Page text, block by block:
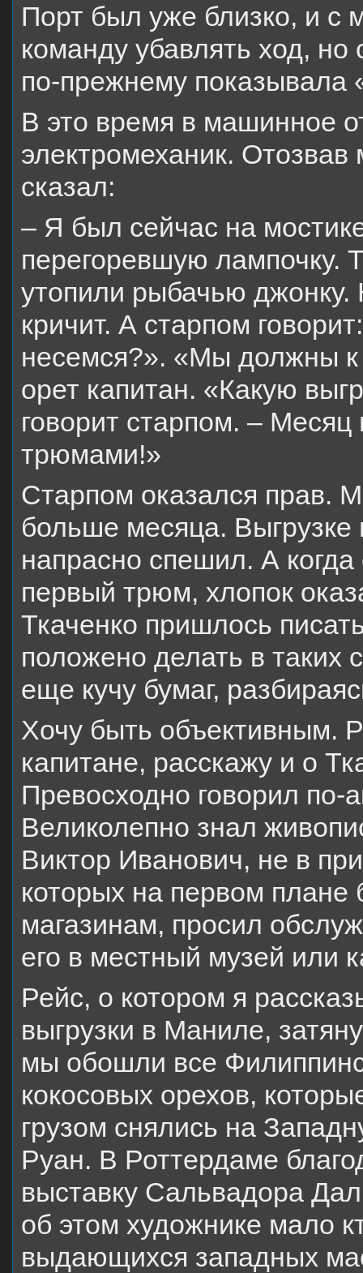
Порт был уже близко, и с
команду убавлять ход,
по-прежнему показывала
В это время в машинное
электромеханик. Отозвав
сказал:
– Я был сейчас на
перегоревшую
утопили рыбачью джонку.
кричит. А старпом
несемся?». «Мы должны к
орет капитан. «Какую
говорит старпом. –
трюмами!»
Старпом оказался прав.
больше месяца.
напрасно спешил. А когда
первый трюм, хлопок
Ткаченко пришлось
положено делать в таких
еще кучу бумаг,
Хочу быть объективным.
капитане, расскажу и о
Превосходно говорил по-
Великолепно знал
Виктор Иванович, не в
которых на первом
магазинам, просил
его в местный музей или
Рейс, о котором я
выгрузки в Маниле,
мы обошли все
кокосовых орехов,
грузом снялись на
Руан. В Роттердаме
выставку Сальвадора
об этом художнике мало
выдающихся западных